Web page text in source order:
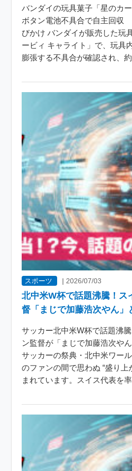
バンダイの玩具菓子「星のカ
ボタン電池不具合で自主回収
びかけ バンダイが販売した玩
ービィ キャライト」で、玩具
膨張する不具合が確認され、
スポーツ | 2026/07/03
北中米W杯で話題沸騰！ス
督「まじで加藤浩次やん」
サッカー北中米W杯で話題沸
ン監督が「まじで加藤浩次や
サッカーの祭典・北中米ワー
のファンの間で思わぬ “盛り上
まれています。スイス代表を